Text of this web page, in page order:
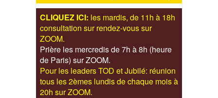
CLIQUEZ ICI: les mardis, de 11h à 18h
consultation sur rendez-vous sur
ZOOM.
Prière les mercredis de 7h à 8h (heure
de Paris) sur ZOOM.
Pour les leaders TOD et Jubilé: réunion
tous les 2èmes lundis de chaque mois à
20h sur ZOOM.